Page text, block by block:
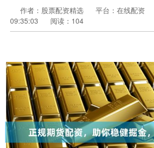
作者：股票配资精选 平台：在线配资
09:35:03
阅读：104